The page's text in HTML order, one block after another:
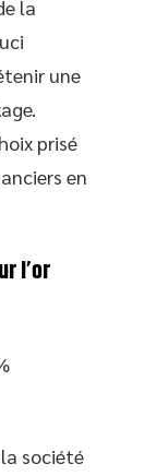
la
une
prisé
en
l’or
société